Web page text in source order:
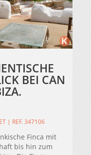
BEI CAN
| REF. 347106
Finca mit
bis hin zum